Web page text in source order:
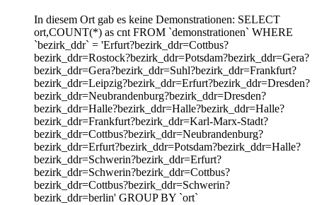
In diesem Ort gab es keine Demonstrationen: SELECT
ort,COUNT(*) as cnt FROM `demonstrationen` WHERE
`bezirk_ddr` = 'Erfurt?bezirk_ddr=Cottbus?
bezirk_ddr=Rostock?bezirk_ddr=Potsdam?bezirk_ddr=Gera?
bezirk_ddr=Gera?bezirk_ddr=Suhl?bezirk_ddr=Frankfurt?
bezirk_ddr=Leipzig?bezirk_ddr=Erfurt?bezirk_ddr=Dresden?
bezirk_ddr=Neubrandenburg?bezirk_ddr=Dresden?
bezirk_ddr=Halle?bezirk_ddr=Halle?bezirk_ddr=Halle?
bezirk_ddr=Frankfurt?bezirk_ddr=Karl-Marx-Stadt?
bezirk_ddr=Cottbus?bezirk_ddr=Neubrandenburg?
bezirk_ddr=Erfurt?bezirk_ddr=Potsdam?bezirk_ddr=Halle?
bezirk_ddr=Schwerin?bezirk_ddr=Erfurt?
bezirk_ddr=Schwerin?bezirk_ddr=Cottbus?
bezirk_ddr=Cottbus?bezirk_ddr=Schwerin?
bezirk_ddr=berlin' GROUP BY `ort`